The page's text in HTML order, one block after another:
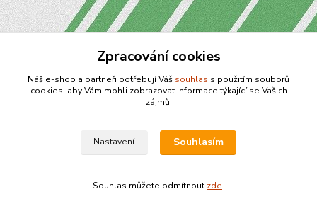
Zpracování cookies
Náš e-shop a partneři potřebují Váš souhlas s použitím souborů
cookies, aby Vám mohli zobrazovat informace týkající se Vašich
zájmů.
Nastavení Souhlasím
Souhlas můžete odmítnout zde.